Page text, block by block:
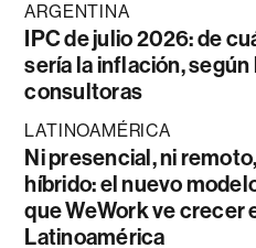
ARGENTINA
IPC de julio 2026: de
sería la inflación, según
consultoras
LATINOAMÉRICA
Ni presencial, ni
híbrido: el nuevo
que WeWork ve crecer
Latinoamérica